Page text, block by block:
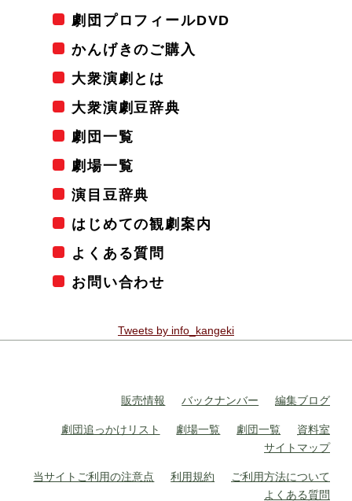
劇団プロフィールDVD
かんげきのご購入
大衆演劇とは
大衆演劇豆辞典
劇団一覧
劇場一覧
演目豆辞典
はじめての観劇案内
よくある質問
お問い合わせ
Tweets by info_kangeki
販売情報 バックナンバー 編集ブログ
劇団追っかけリスト 劇場一覧 劇団一覧
資料室
サイトマップ
当サイトご利用の注意点 利用規約
ご利用方法について
よくある質問